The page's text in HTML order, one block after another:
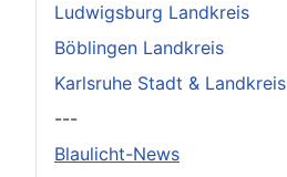
Ludwigsburg Landkreis
Böblingen Landkreis
Karlsruhe Stadt & Landkreis
---
Blaulicht-News